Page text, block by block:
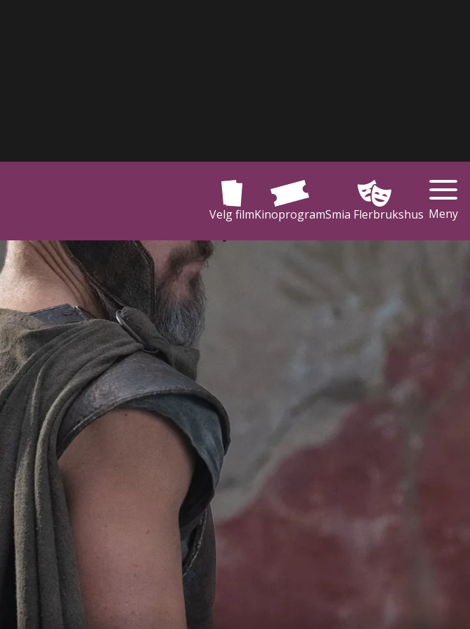
Velg filmKinoprogramSmia Flerbrukshus Meny